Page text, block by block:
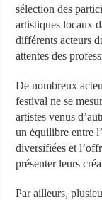
sélection des
artistiques locaux
différents acteurs
attentes des
De nombreux
festival ne se
artistes venus
un équilibre entre
diversifiées et
présenter leurs
Par ailleurs,